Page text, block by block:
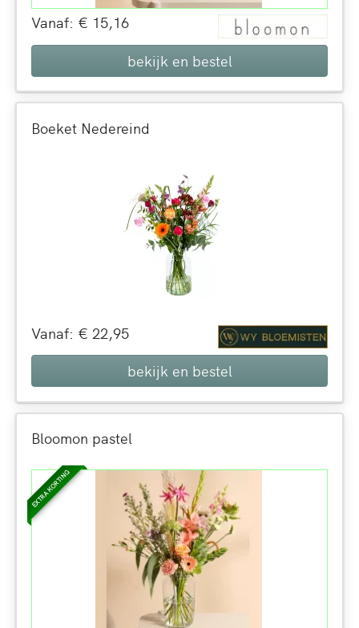
Vanaf: € 15,16
bekijk en bestel
Boeket Nedereind
Vanaf: € 22,95
bekijk en bestel
Bloomon pastel
EXTRA KORTING